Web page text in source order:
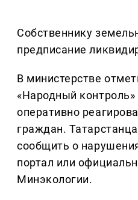
Собственнику
предписание
В министерстве
«Народный контроль»
оперативно
граждан.
сообщить о
портал или
Минэкологии.